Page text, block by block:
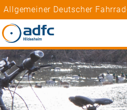
Allgemeiner Deutscher